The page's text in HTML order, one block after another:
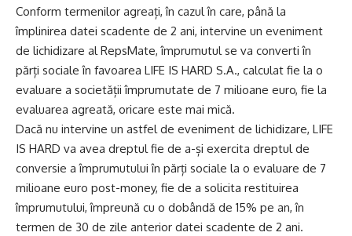
Conform termenilor agreați, în cazul în care, până la
împlinirea datei scadente de 2 ani, intervine un eveniment
de lichidizare al RepsMate, împrumutul se va converti în
părți sociale în favoarea LIFE IS HARD S.A., calculat fie la o
evaluare a societății împrumutate de 7 milioane euro, fie la
evaluarea agreată, oricare este mai mică.
Dacă nu intervine un astfel de eveniment de lichidizare, LIFE
IS HARD va avea dreptul fie de a-și exercita dreptul de
conversie a împrumutului în părți sociale la o evaluare de 7
milioane euro post-money, fie de a solicita restituirea
împrumutului, împreună cu o dobândă de 15% pe an, în
termen de 30 de zile anterior datei scadente de 2 ani.